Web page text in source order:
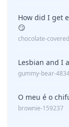
How did I get
😏
chocolate-
Lesbian
gummy-bear-
O meu é o
brownie-159237